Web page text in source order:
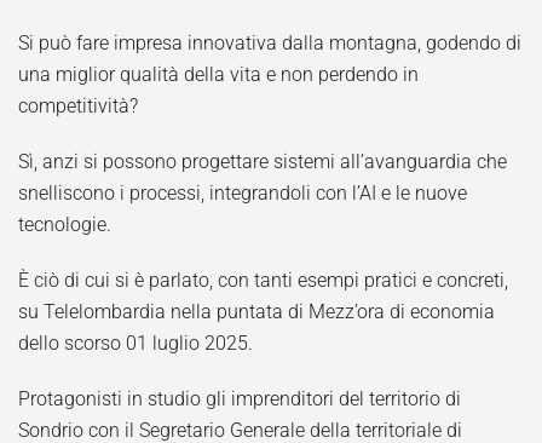
Si può fare impresa innovativa dalla montagna, godendo di
una miglior qualità della vita e non perdendo in
competitività?
Sì, anzi si possono progettare sistemi all’avanguardia che
snelliscono i processi, integrandoli con l’AI e le nuove
tecnologie.
È ciò di cui si è parlato, con tanti esempi pratici e concreti,
su Telelombardia nella puntata di Mezz’ora di economia
dello scorso 01 luglio 2025.
Protagonisti in studio gli imprenditori del territorio di
Sondrio con il Segretario Generale della territoriale di